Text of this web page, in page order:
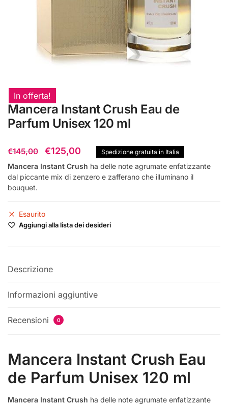
In offerta!
Mancera Instant Crush Eau de
Parfum Unisex 120 ml
€145,00
Il
prezzo
originale
€125,00
prezzo
attuale
Spedizione gratuita in Italia
Mancera Instant Crush ha delle note agrumate enfatizzante
dal piccante mix di zenzero e zafferano che illuminano il
bouquet.
Esaurito
Aggiungi alla lista dei desideri
Descrizione
Informazioni aggiuntive
Recensioni 0
Mancera Instant Crush Eau
de Parfum Unisex 120 ml
Mancera Instant Crush ha delle note agrumate enfatizzante